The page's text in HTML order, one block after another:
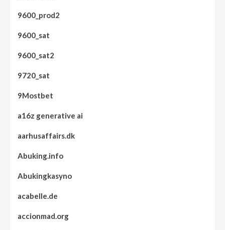
9600_prod2
9600_sat
9600_sat2
9720_sat
9Mostbet
a16z generative ai
aarhusaffairs.dk
Abuking.info
Abukingkasyno
acabelle.de
accionmad.org